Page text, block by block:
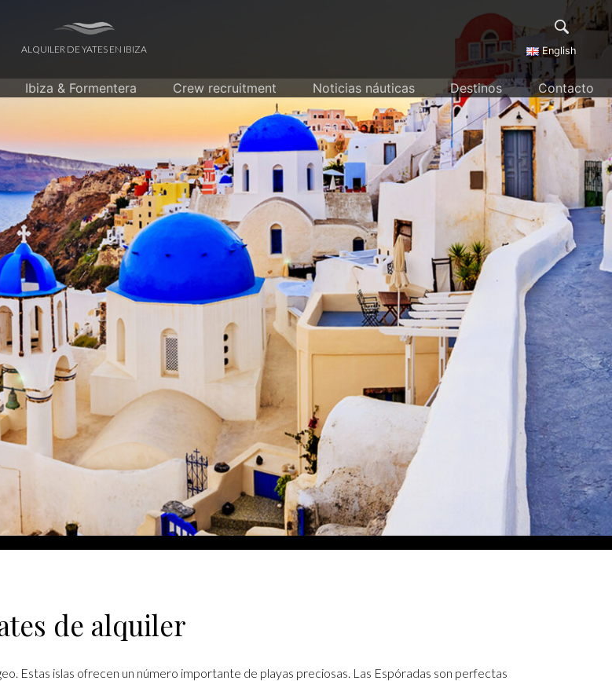
ALQUILER DE YATES EN IBIZA English
Ibiza & Formentera Crew recruitment Noticias náuticas Destinos Contacto
de alquiler
Estas islas ofrecen un número importante de playas preciosas. Las Espóradas son perfectas